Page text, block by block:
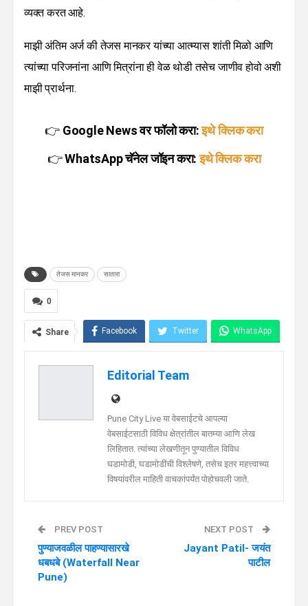
व्यक्त करत आहे.
माझी अंतिम अर्ज की तेजस मानकर यांच्या आत्म्यास शांती मिळो आणि
त्यांच्या परिजनांना आणि मित्रांना ही वेळ थोडी तसेच जाणीव होवो अशी
माझी प्रार्थना.
👉 Google News वर फॉलो करा: इथे क्लिक करा
👉WhatsApp चॅनेल जॉइन करा: इथे क्लिक करा
तेजस मानकर सातारा
0
Share Facebook Twitter WhatsApp
Editorial Team
Pune City Live या वेबसाईटचे आपल्या
वेबसाईटसाठी विविध क्षेत्रांतील बातम्या आणि लेख
लिहितात. त्यांच्या लेखणीतून पुण्यातील विविध
घडामोडी, घडामोडींची विश्लेषणे, तसेच इतर महत्त्वाच्या
विषयांवरील माहिती वाचकांपर्यंत पोहोचवली जाते.
PREV POST
पुण्याजवळील पाहण्यासारखे
धबधबे (Waterfall Near
Pune)
NEXT POST
Jayant Patil- जयंत
पाटील